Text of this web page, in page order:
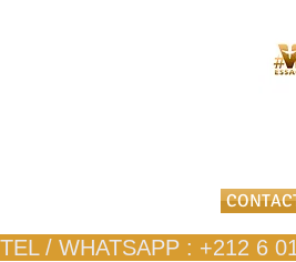
TEL / WHATSAPP : +212 6